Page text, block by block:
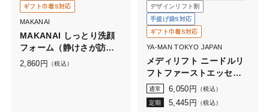
ギフト巾着S対応
MAKANAI
MAKANAI しっとり洗顔
フォーム（静けさが訪れ
る香り）
2,860 円 （税込）
デザインリフト割
手提げ袋S対応
ギフト巾着S対応
YA-MAN TOKYO JAPAN
メディリフト ニードルリ
フトファーストエッセン
ス
通常 6,050 円 （税込）
定期 5,445 円 （税込）